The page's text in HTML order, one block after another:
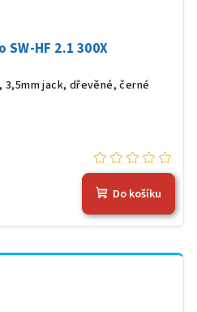
SW-HF 2.1 300X
3,5mm jack, dřevěné, černé
Do košíku